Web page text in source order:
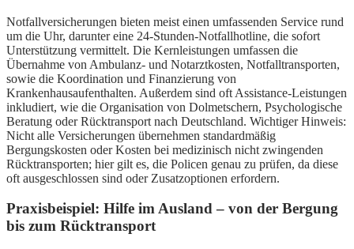
Notfallversicherungen bieten meist einen umfassenden Service rund
um die Uhr, darunter eine 24-Stunden-Notfallhotline, die sofort
Unterstützung vermittelt. Die Kernleistungen umfassen die
Übernahme von Ambulanz- und Notarztkosten, Notfalltransporten,
sowie die Koordination und Finanzierung von
Krankenhausaufenthalten. Außerdem sind oft Assistance-Leistungen
inkludiert, wie die Organisation von Dolmetschern, Psychologische
Beratung oder Rücktransport nach Deutschland. Wichtiger Hinweis:
Nicht alle Versicherungen übernehmen standardmäßig
Bergungskosten oder Kosten bei medizinisch nicht zwingenden
Rücktransporten; hier gilt es, die Policen genau zu prüfen, da diese
oft ausgeschlossen sind oder Zusatzoptionen erfordern.
Praxisbeispiel: Hilfe im Ausland – von der Bergung
bis zum Rücktransport